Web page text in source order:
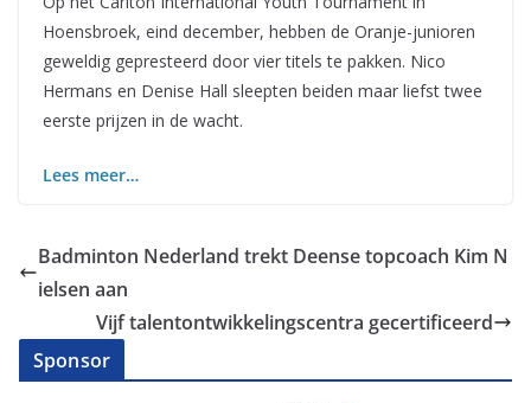
Hoensbroek, eind december, hebben de Oranje-junioren
geweldig gepresteerd door vier titels te pakken. Nico
Hermans en Denise Hall sleepten beiden maar liefst twee
eerste prijzen in de wacht.
Lees meer…
Badminton Nederland trekt Deense topcoach Kim N
ielsen aan
Vijf talentontwikkelingscentra gecertificeerd
Sponsor